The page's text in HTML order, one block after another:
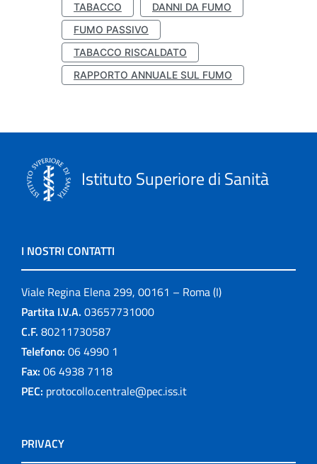
TABACCO
DANNI DA FUMO
FUMO PASSIVO
TABACCO RISCALDATO
RAPPORTO ANNUALE SUL FUMO
Istituto Superiore di Sanità
I NOSTRI CONTATTI
Viale Regina Elena 299, 00161 – Roma (I)
Partita I.V.A. 03657731000
C.F. 80211730587
Telefono: 06 4990 1
Fax: 06 4938 7118
PEC: protocollo.centrale@pec.iss.it
PRIVACY